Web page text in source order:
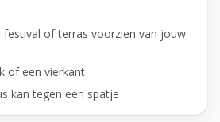
festival of terras voorzien van jouw
of een vierkant
kan tegen een spatje